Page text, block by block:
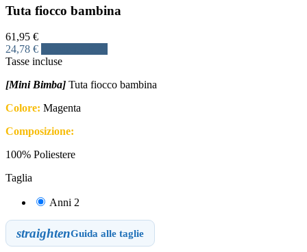
Tuta fiocco bambina
61,95 €
24,78 €
Tasse incluse
[Mini Bimba] Tuta fiocco bambina
Colore: Magenta
Composizione:
100% Poliestere
Taglia
Anni 2
straightenGuida alle taglie